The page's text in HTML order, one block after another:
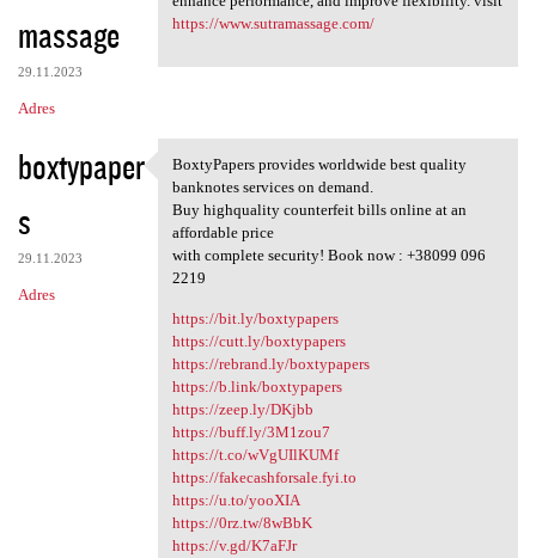
massage
29.11.2023
Adres
https://www.sutramassage.com/
boxtypaper
s
29.11.2023
Adres
BoxtyPapers provides
BoxtyPapers provides worldwide best quality
banknotes services on demand.
Buy highquality counterfeit bills online at an
affordable price
with complete security! Book now : +38099 096
2219
https://bit.ly/boxtypapers
https://cutt.ly/boxtypapers
https://rebrand.ly/boxtypapers
https://b.link/boxtypapers
https://zeep.ly/DKjbb
https://buff.ly/3M1zou7
https://t.co/wVgUIlKUMf
https://fakecashforsale.fyi.to
https://u.to/yooXIA
https://0rz.tw/8wBbK
https://v.gd/K7aFJr